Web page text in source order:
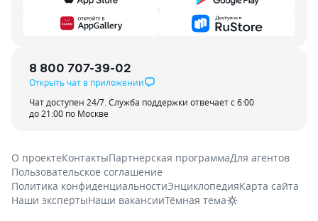
8 800 707-39-02
Открыть чат в приложении
Чат доступен 24/7. Служба поддержки отвечает с 6:00
до 21:00 по Москве
О проектеКонтактыПартнерская программаДля агентов
Пользовательское соглашение
Политика конфиденциальностиЭнциклопедияКарта сайта
Наши экспертыНаши вакансииТёмная тема